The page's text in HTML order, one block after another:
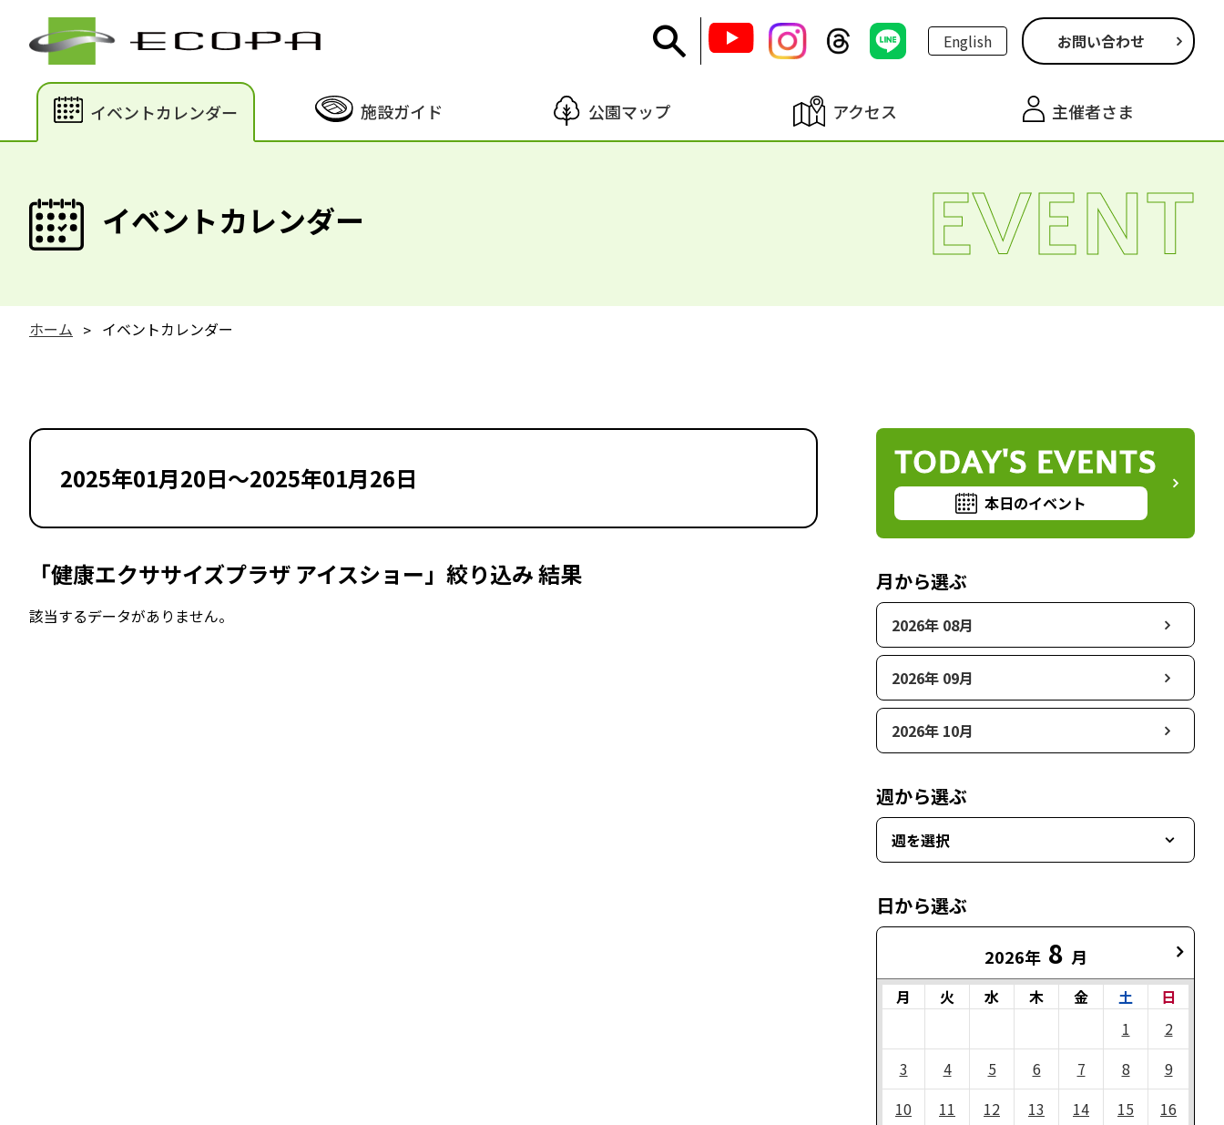
English お問い合わせ
イベントカレンダー 施設ガイド 公園マップ アクセス 主催者さま
イベントカレンダー EVENT
ホーム イベントカレンダー
2025年01月20日～2025年01月26日
「健康エクササイズプラザ アイスショー」絞り込み 結果
該当するデータがありません。
TODAY'S EVENTS
本日のイベント
月から選ぶ
2026年 08月
2026年 09月
2026年 10月
週から選ぶ
週を選択
日から選ぶ
2026年 8 月
月 火 水 木 金 土
日
1
2
3
4 5 6 7 8
9
10
11 12 13 14 15
16